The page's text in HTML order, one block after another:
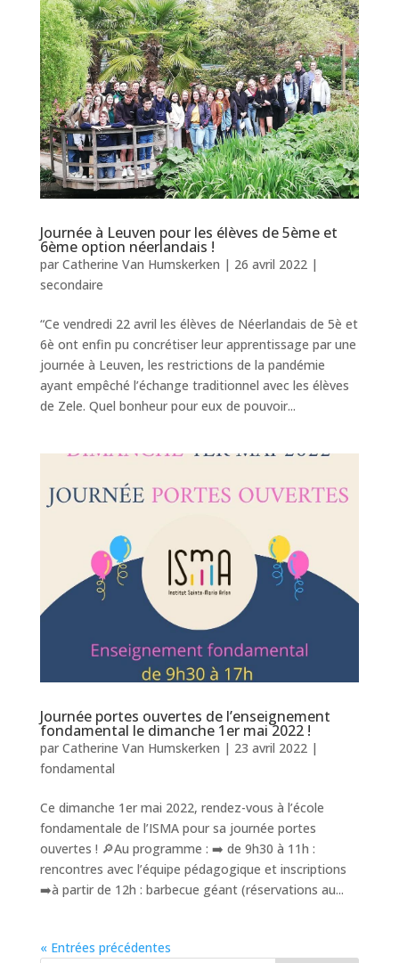
Journée à Leuven pour les élèves de 5ème et
6ème option néerlandais !
par Catherine Van Humskerken | 26 avril 2022|
secondaire
“Ce vendredi 22 avril les élèves de Néerlandais de 5è et
6è ont enfin pu concrétiser leur apprentissage par une
journée à Leuven, les restrictions de la pandémie
ayant empêché l’échange traditionnel avec les élèves
de Zele. Quel bonheur pour eux de pouvoir...
Journée portes ouvertes de l’enseignement
fondamental le dimanche 1er mai 2022 !
par Catherine Van Humskerken | 23 avril 2022|
fondamental
Ce dimanche 1er mai 2022, rendez-vous à l’école
fondamentale de l’ISMA pour sa journée portes
ouvertes ! 🔎Au programme : ➡️ de 9h30 à 11h :
rencontres avec l’équipe pédagogique et inscriptions
➡️à partir de 12h : barbecue géant (réservations au...
« Entrées précédentes